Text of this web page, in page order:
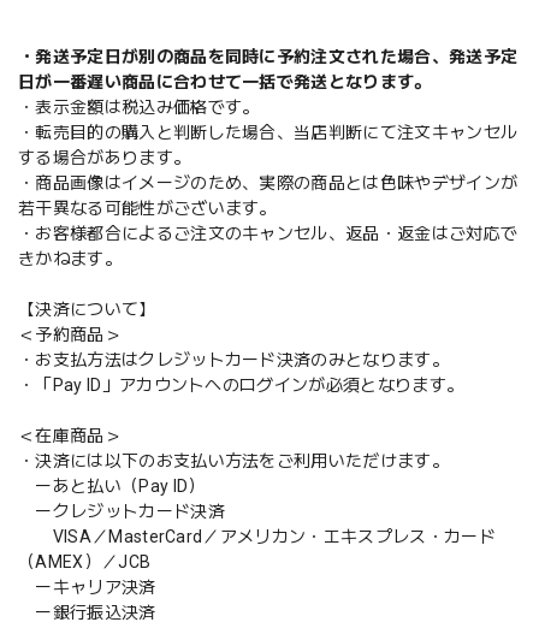
・発送予定日が別の商品を同時に予約注文された場合、発送予定
日が一番遅い商品に合わせて一括で発送となります。
・表示金額は税込み価格です。
・転売目的の購入と判断した場合、当店判断にて注文キャンセル
する場合があります。
・商品画像はイメージのため、実際の商品とは色味やデザインが
若干異なる可能性がございます。
・お客様都合によるご注文のキャンセル、返品・返金はご対応で
きかねます。
【決済について】
＜予約商品＞
・お支払方法はクレジットカード決済のみとなります。
・「Pay ID」アカウントへのログインが必須となります。
＜在庫商品＞
・決済には以下のお支払い方法をご利用いただけます。
ーあと払い（Pay ID）
ークレジットカード決済
VISA／MasterCard／アメリカン・エキスプレス・カード
（AMEX）／JCB
ーキャリア決済
ー銀行振込決済